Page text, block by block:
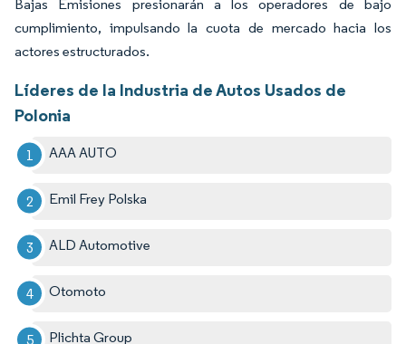
Bajas Emisiones presionarán a los operadores de bajo
cumplimiento, impulsando la cuota de mercado hacia los
actores estructurados.
Líderes de la Industria de Autos Usados de
Polonia
AAA AUTO
Emil Frey Polska
ALD Automotive
Otomoto
Plichta Group